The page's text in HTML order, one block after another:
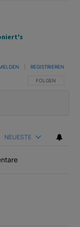
FOLGE DIESER
FOLGEN
REGISTRIEREN
NEUESTE